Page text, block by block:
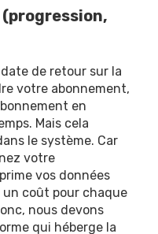
(progression,
de retour sur la
votre abonnement,
en
Mais cela
le système. Car
votre
vos données
coût pour chaque
nous devons
qui héberge la